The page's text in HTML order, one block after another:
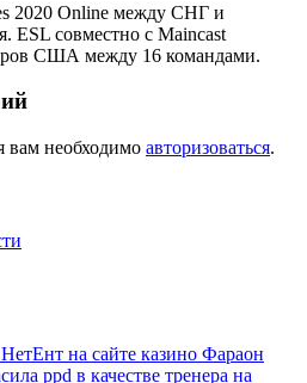
2020 Online между СНГ и
ESL совместно с Maincast
США между 16 командами.
вам необходимо авторизоваться.
на сайте казино Фараон
ppd в качестве тренера на